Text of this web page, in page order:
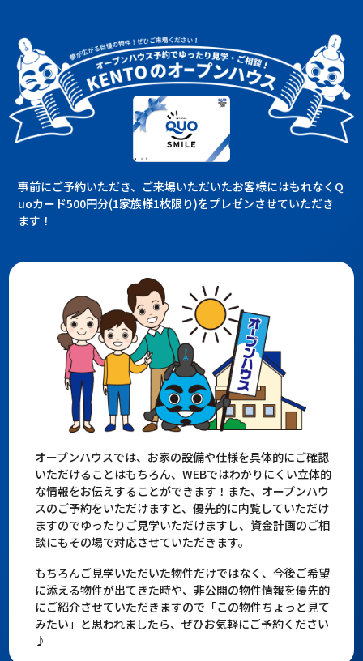
事前にご予約いただき、ご来場いただいたお客様にはもれなくQ
uoカード500円分(1家族様1枚限り)をプレゼンさせていただき
ます！
オープンハウスでは、お家の設備や仕様を具体的にご確認
いただけることはもちろん、WEBではわかりにくい立体的
な情報をお伝えすることができます！また、オープンハウ
スのご予約をいただけますと、優先的に内覧していただけ
ますのでゆったりご見学いただけますし、資金計画のご相
談にもその場で対応させていただきます。
もちろんご見学いただいた物件だけではなく、今後ご希望
に添える物件が出てきた時や、非公開の物件情報を優先的
にご紹介させていただきますので「この物件ちょっと見て
みたい」と思われましたら、ぜひお気軽にご予約ください
♪